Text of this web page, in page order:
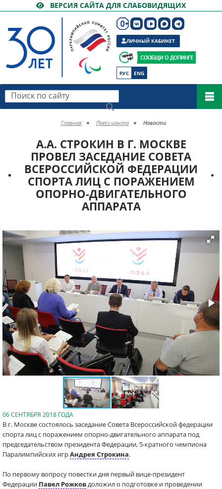
ВЕРСИЯ САЙТА ДЛЯ СЛАБОВИДЯЩИХ
РУС ENG
ЛИЧНЫЙ КАБИНЕТ
Поиск по сайту
Главная Пресс-центр Новости
А.А. СТРОКИН В Г. МОСКВЕ
ПРОВЕЛ ЗАСЕДАНИЕ СОВЕТА
ВСЕРОССИЙСКОЙ ФЕДЕРАЦИИ
СПОРТА ЛИЦ С ПОРАЖЕНИЕМ
ОПОРНО-ДВИГАТЕЛЬНОГО
АППАРАТА
06 СЕНТЯБРЯ 2018 ГОДА
В г. Москве состоялось заседание Совета Всероссийской федерации
спорта лиц с поражением опорно-двигательного аппарата под
председательством президента Федерации, 5-кратного чемпиона
Паралимпийских игрАндрея Строкина.
По первому вопросу повестки дня первый вице-президент
Федерации Павел Рожковдоложил о подготовке и проведении